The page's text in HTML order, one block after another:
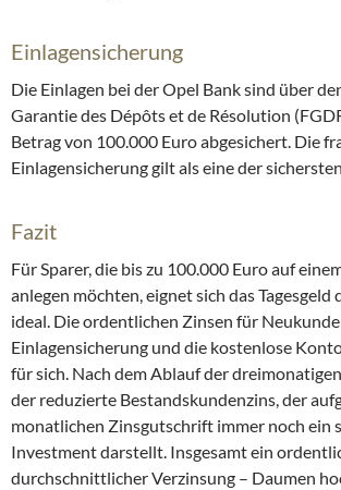
Einlagensicherung
Die Einlagen bei der Opel Bank sind über
Garantie des Dépôts et de Résolution
Betrag von 100.000 Euro abgesichert. Die
Einlagensicherung gilt als eine der
Fazit
Für Sparer, die bis zu 100.000 Euro auf
anlegen möchten, eignet sich das Tagesgeld
ideal. Die ordentlichen Zinsen für
Einlagensicherung und die kostenlose
für sich. Nach dem Ablauf der
der reduzierte Bestandskundenzins, der
monatlichen Zinsgutschrift immer noch ein
Investment darstellt. Insgesamt ein
durchschnittlicher Verzinsung – Daumen